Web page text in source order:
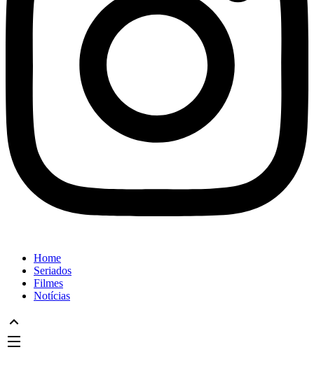
Home
Seriados
Filmes
Notícias